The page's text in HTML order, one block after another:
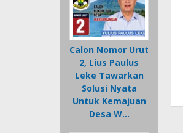
Calon Nomor Urut
2, Lius Paulus
Leke Tawarkan
Solusi Nyata
Untuk Kemajuan
Desa W…